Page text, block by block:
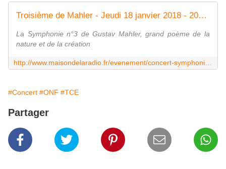
Troisième de Mahler - Jeudi 18 janvier 2018 - 20h00 Théâtre des Champs-Élysées
La Symphonie n°3 de Gustav Mahler, grand poème de la
nature et de la création
#Concert #ONF #TCE
Partager